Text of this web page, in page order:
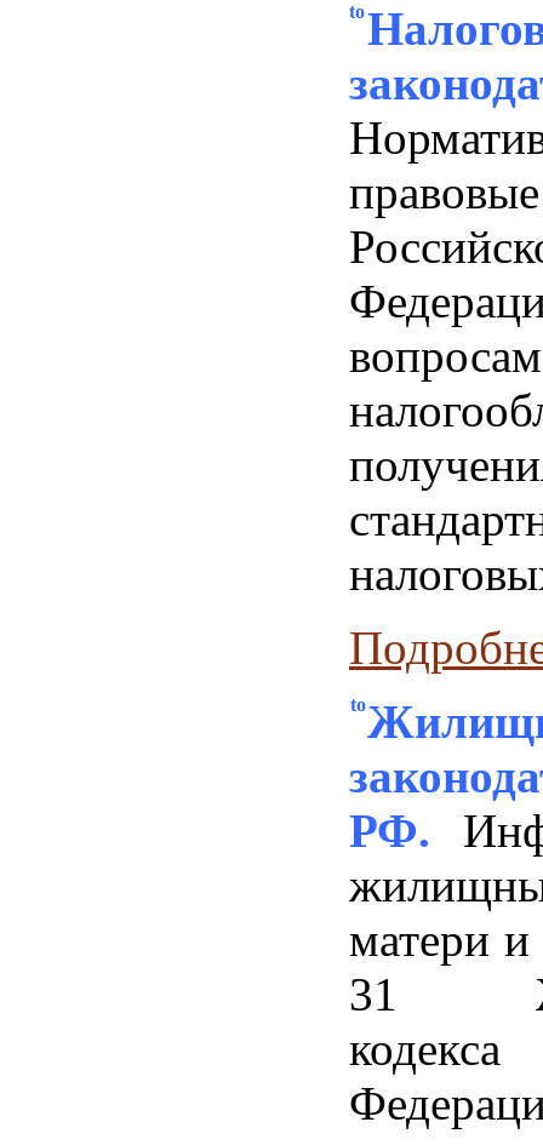
вопросам
РФ. И
матери и
31
кодекса